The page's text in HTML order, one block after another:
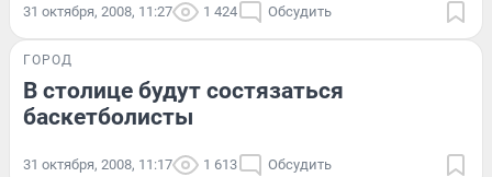
31 октября, 2008, 11:27 1 424 Обсудить
ГОРОД
В столице будут состязаться
баскетболисты
31 октября, 2008, 11:17 1 613 Обсудить